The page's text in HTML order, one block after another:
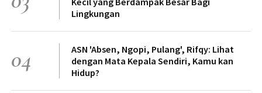
Lingkungan
04
ASN 'Absen, Ngopi, Pulang', Rifqy: Lihat
dengan Mata Kepala Sendiri, Kamu kan
Hidup?